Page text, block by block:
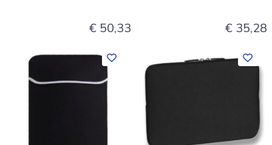
€ 50,33 € 35,28